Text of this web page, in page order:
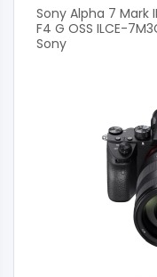
Processore di
Conteggio punti:
Copertura
Ingrandimento:
Campo visivo:
Correzione
Sony Alpha 7 Mark
F4 G OSS ILCE-
Sony